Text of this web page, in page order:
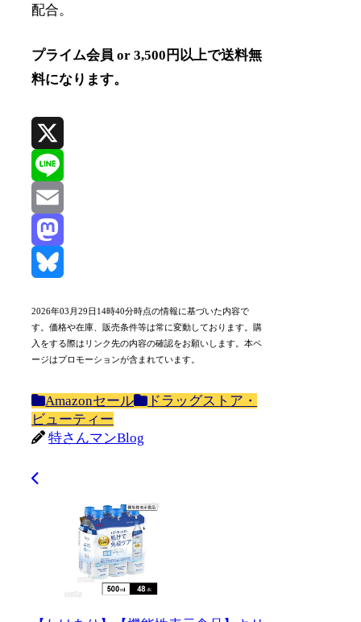
配合。
プライム会員 or 3,500円以上で送料無
料になります。
X
Line
Email
Mastodon
2026年03月29日14時40分時点の情報に基づいた内容で
す。価格や在庫、販売条件等は常に変動しております。購
入をする際はリンク先の内容の確認をお願いします。本ペ
ージはプロモーションが含まれています。
Amazonセール
ドラッグストア・
ビューティー
特さんマンBlog